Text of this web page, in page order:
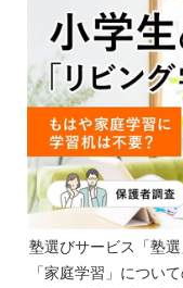
塾選びサービス「塾
「家庭学習」につい